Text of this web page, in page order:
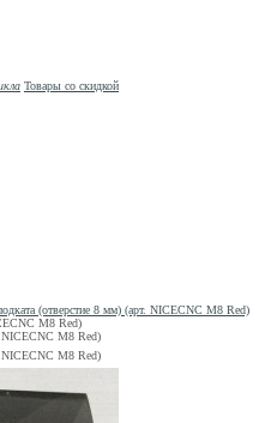
Товары со скидкой
(отверстие 8 мм) (арт. NICECNC M8 Red)
M8 Red)